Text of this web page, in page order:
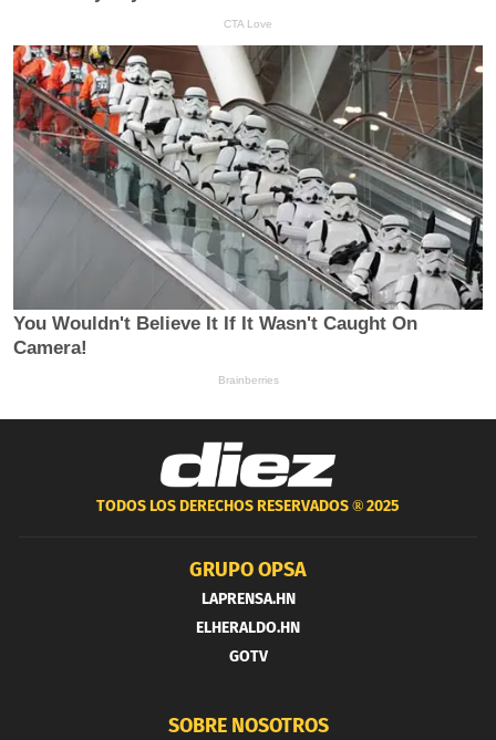
TODOS LOS DERECHOS RESERVADOS ®2025
GRUPO OPSA
LAPRENSA.HN
ELHERALDO.HN
GOTV
SOBRE NOSOTROS